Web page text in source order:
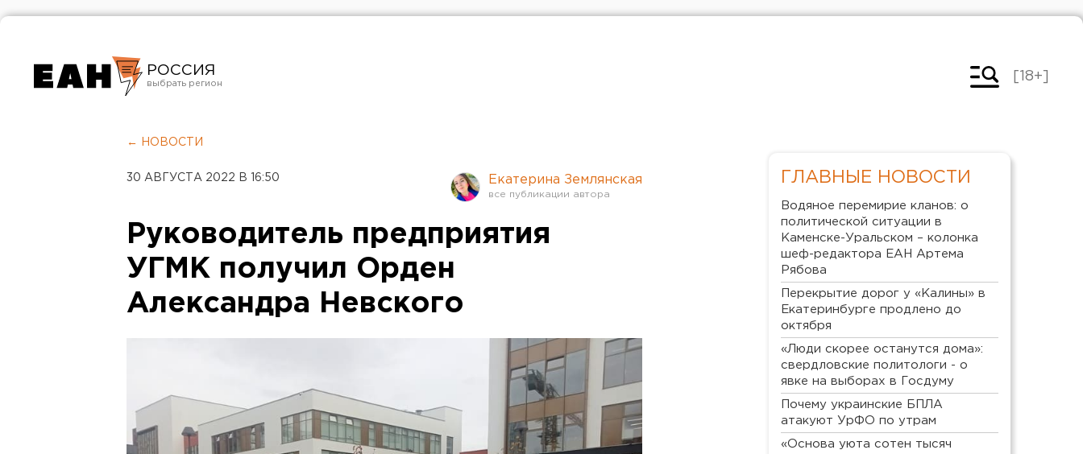
РОССИЯ
Челябинск
[18+]
← НОВОСТИ
30 АВГУСТА 2022 В 16:50 Екатерина Землянская
Руководитель предприятия
УГМК получил Орден
Александра Невского
ГЛАВНЫЕ НОВОСТИ
Водяное перемирие кланов: о
политической ситуации в
Каменске-Уральском – колонка
шеф-редактора ЕАН Артема
Рябова
Перекрытие дорог у «Калины» в
Екатеринбурге продлено до
октября
«Люди скорее останутся дома»:
свердловские политологи - о
явке на выборах в Госдуму
Почему украинские БПЛА
атакуют УрФО по утрам
«Основа уюта сотен тысяч